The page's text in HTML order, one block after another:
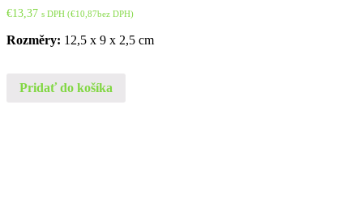
€13,37 s DPH (€10,87bez DPH)
Rozměry: 12,5 x 9 x 2,5 cm
Pridať do košíka